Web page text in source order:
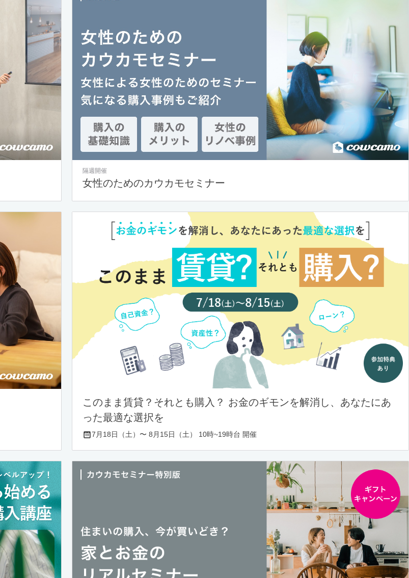
隔週開催
女性のためのカウカモセミナー
このまま賃貸？それとも購入？ お金のギモンを解消し、あなたにあ
った最適な選択を
7月18日（土）〜 8月15日（土） 10時~19時台 開催